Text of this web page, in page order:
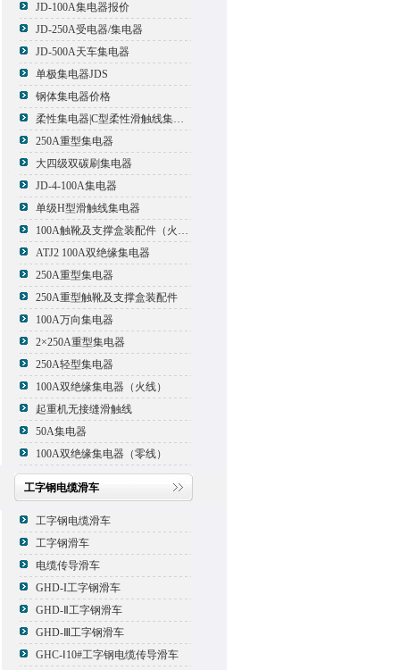
JD-100A集电器报价
JD-250A受电器/集电器
JD-500A天车集电器
单极集电器JDS
钢体集电器价格
柔性集电器|C型柔性滑触线集电器
250A重型集电器
大四级双碳刷集电器
JD-4-100A集电器
单级H型滑触线集电器
100A触靴及支撑盒装配件（火线）
ATJ2 100A双绝缘集电器
250A重型集电器
250A重型触靴及支撑盒装配件
100A万向集电器
2×250A重型集电器
250A轻型集电器
100A双绝缘集电器（火线）
起重机无接缝滑触线
50A集电器
100A双绝缘集电器（零线）
工字钢电缆滑车
工字钢电缆滑车
工字钢滑车
电缆传导滑车
GHD-I工字钢滑车
GHD-Ⅱ工字钢滑车
GHD-Ⅲ工字钢滑车
GHC-Ⅰ10#工字钢电缆传导滑车